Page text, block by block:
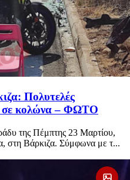
Πολυτελές
σε κολώνα – ΦΩΤΟ
της Πέμπτης 23 Μαρτίου,
στη Βάρκιζα. Σύμφωνα με τ...